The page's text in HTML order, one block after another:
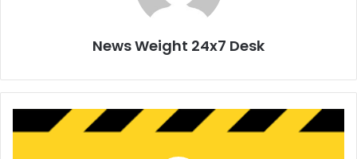
News Weight 24x7 Desk
त्त